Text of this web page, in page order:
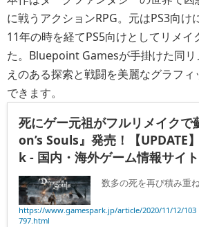
に戦うアクションRPG。元はPS3向け
11年の時を経てPS5向けとしてリメイ
た。Bluepoint Gamesが手掛けた同リ
えのある探索と戦闘を美麗なグラフ
できます。
死にゲー元祖がフルリメイク
on’s Souls』発売！【
k - 国内・海外ゲーム情報サイト
数多の死を再び積み重
https://www.gamespark.jp/article/2020/11/12/103
797.html